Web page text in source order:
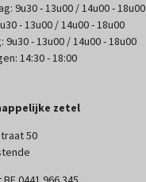
9u30 - 13u00 / 14u00 - 18u00
- 13u00 / 14u00 - 18u00
9u30 - 13u00 / 14u00 - 18u00
14:30 - 18:00
zetel
50